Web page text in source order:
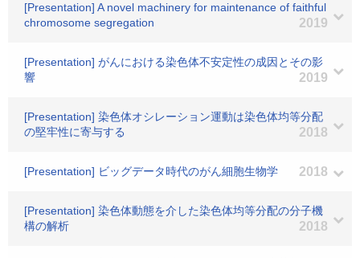
[Presentation] A novel machinery for maintenance of faithful
chromosome segregation
2019
[Presentation] がんにおける染色体不安定性の成因とその影
響
2019
[Presentation] 染色体オシレーション運動は染色体均等分配
の堅牢性に寄与する
2018
[Presentation] ビッグデータ時代のがん細胞生物学 2018
[Presentation] 染色体動態を介した染色体均等分配の分子機
構の解析
2018